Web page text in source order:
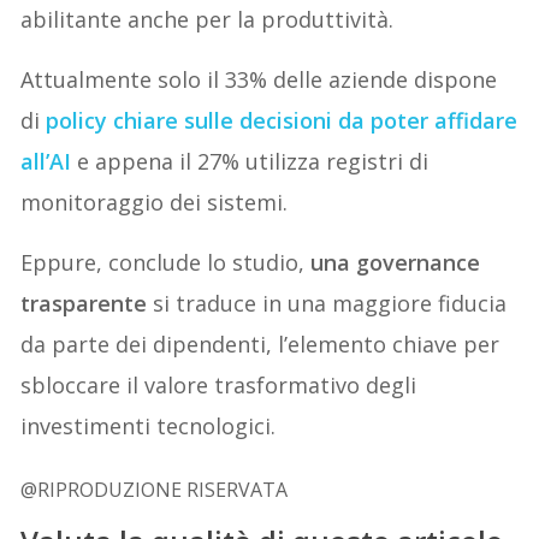
abilitante anche per la produttività.
Attualmente solo il 33% delle aziende dispone
di policy chiare sulle decisioni da poter affidare
all’AI e appena il 27% utilizza registri di
monitoraggio dei sistemi.
Eppure, conclude lo studio, una governance
trasparente si traduce in una maggiore fiducia
da parte dei dipendenti, l’elemento chiave per
sbloccare il valore trasformativo degli
investimenti tecnologici.
@RIPRODUZIONE RISERVATA